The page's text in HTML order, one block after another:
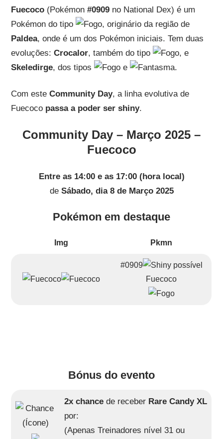
Fuecoco(Pokémon #0909no National Dex) é um
Pokémon do tipo
, originário da região de
Paldea, onde é um dos Pokémon iniciais. Tem duas
evoluções: Crocalor, também do tipo
, e
Skeledirge, dos tipos e .
Com este Community Day, a linha evolutiva de
Fuecoco passa a poder ser shiny.
Community Day – Março 2025 –
Fuecoco
Entre as 14:00 e as 17:00 (hora local)
de Sábado, dia 8 de Março 2025
Pokémon em destaque
Img Pkmn
#0909
Fuecoco
Bónus do evento
2x chance de receber Rare Candy XL
por:
(Apenas Treinadores nível 31 ou